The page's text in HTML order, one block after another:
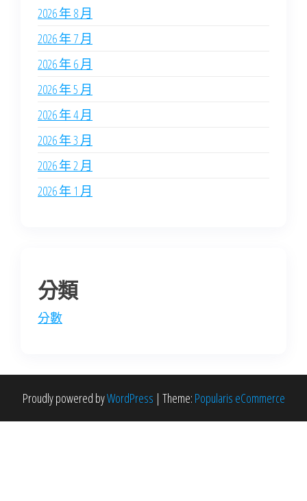
2026 年 8 月
2026 年 7 月
2026 年 6 月
2026 年 5 月
2026 年 4 月
2026 年 3 月
2026 年 2 月
2026 年 1 月
分類
分數
Proudly powered byWordPress | Theme: Popularis eCommerce